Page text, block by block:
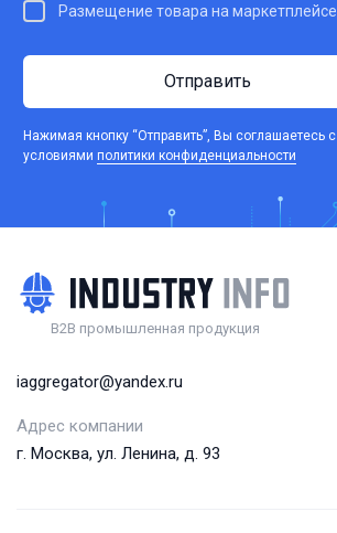
Размещение товара на маркетплейсе
Отправить
Нажимая кнопку “Отправить”, Вы соглашаетесь c
условиями политики конфиденциальности
B2B промышленная продукция
iaggregator@yandex.ru
Адрес компании
г. Москва, ул. Ленина, д. 93